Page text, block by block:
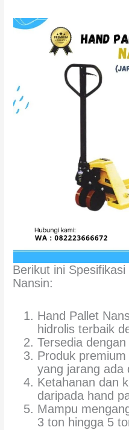
Berikut ini
Nansin:
Hand Pallet
hidrolis terbaik
Tersedia
Produk
yang jarang ada
Ketahanan dan
daripada hand
Mampu
3 ton hingga 5